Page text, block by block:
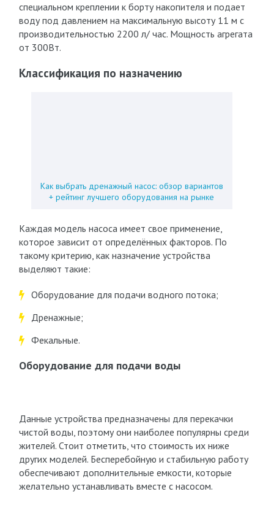
специальном креплении к борту накопителя и подает
воду под давлением на максимальную высоту 11 м с
производительностью 2200 л/ час. Мощность агрегата
от 300Вт.
Классификация по назначению
Как выбрать дренажный насос: обзор вариантов
+ рейтинг лучшего оборудования на рынке
Каждая модель насоса имеет свое применение,
которое зависит от определённых факторов. По
такому критерию, как назначение устройства
выделяют такие:
Оборудование для подачи водного потока;
Дренажные;
Фекальные.
Оборудование для подачи воды
Данные устройства предназначены для перекачки
чистой воды, поэтому они наиболее популярны среди
жителей. Стоит отметить, что стоимость их ниже
других моделей. Бесперебойную и стабильную работу
обеспечивают дополнительные емкости, которые
желательно устанавливать вместе с насосом.